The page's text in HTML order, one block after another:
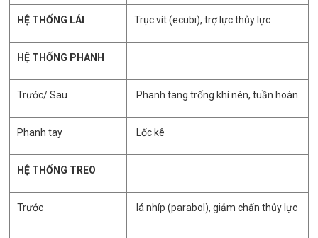
HỆ THỐNG LÁI Trục vít (ecubi), trợ lực thủy lực
HỆ THỐNG PHANH
Trước/ Sau Phanh tang trống khí nén, tuần hoàn
Phanh tay Lốc kê
HỆ THỐNG TREO
Trước lá nhíp (parabol), giảm chấn thủy lực